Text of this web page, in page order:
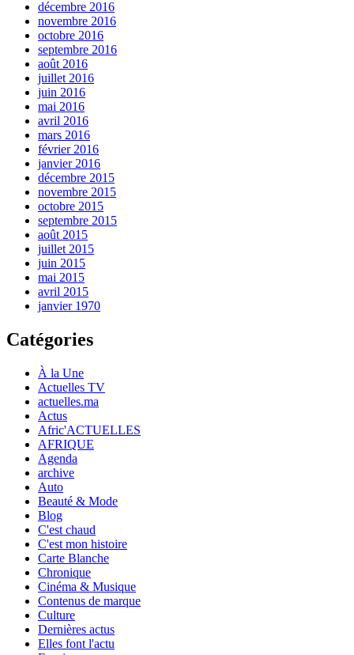
décembre 2016
novembre 2016
octobre 2016
septembre 2016
août 2016
juillet 2016
juin 2016
mai 2016
avril 2016
mars 2016
février 2016
janvier 2016
décembre 2015
novembre 2015
octobre 2015
septembre 2015
août 2015
juillet 2015
juin 2015
mai 2015
avril 2015
janvier 1970
Catégories
À la Une
Actuelles TV
actuelles.ma
Actus
Afric'ACTUELLES
AFRIQUE
Agenda
archive
Auto
Beauté & Mode
Blog
C'est chaud
C'est mon histoire
Carte Blanche
Chronique
Cinéma & Musique
Contenus de marque
Culture
Dernières actus
Elles font l'actu